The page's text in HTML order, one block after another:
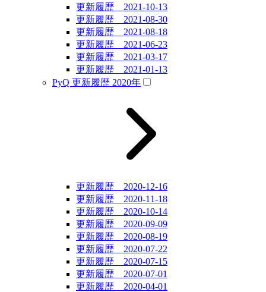
更新履歴 2021-10-13
更新履歴 2021-08-30
更新履歴 2021-08-18
更新履歴 2021-06-23
更新履歴 2021-03-17
更新履歴 2021-01-13
PyQ 更新履歴 2020年
更新履歴 2020-12-16
更新履歴 2020-11-18
更新履歴 2020-10-14
更新履歴 2020-09-09
更新履歴 2020-08-19
更新履歴 2020-07-22
更新履歴 2020-07-15
更新履歴 2020-07-01
更新履歴 2020-04-01